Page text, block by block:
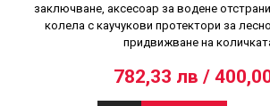
заключване, аксесоар за водене
колела с каучукови протектори за
придвижване на
782,33 лв /